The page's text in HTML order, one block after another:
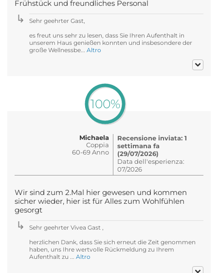
Frühstück und freundliches Personal
Sehr geehrter Gast,
es freut uns sehr zu lesen, dass Sie Ihren Aufenthalt in
unserem Haus genießen konnten und insbesondere der
große Wellnessbe... Altro
100%
Michaela
Coppia
60-69 Anno
Recensione inviata: 1
settimana fa
(29/07/2026)
Data dell'esperienza:
07/2026
Wir sind zum 2.Mal hier gewesen und kommen
sicher wieder, hier ist für Alles zum Wohlfühlen
gesorgt
Sehr geehrter Vivea Gast ,
herzlichen Dank, dass Sie sich erneut die Zeit genommen
haben, uns Ihre wertvolle Rückmeldung zu Ihrem
Aufenthalt zu ... Altro